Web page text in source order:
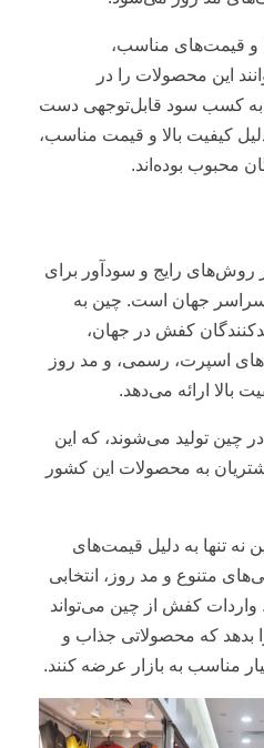
و قیمت‌های مناسب،
این محصولات را در
به کسب سود قابل‌توجهی دست
کیفیت بالا و قیمت مناسب،
محبوب بوده‌اند.
روش‌های رایج و سودآور برای
جهان است. چین به
کفش در جهان،
اسپرت، رسمی، و مد روز
بالا ارائه می‌دهد.
چین تولید می‌شوند، که این
به محصولات این کشور
نه تنها به دلیل قیمت‌های
متنوع و مد روز، انتخابی
کفش از چین می‌تواند
بدهد که محصولاتی جذاب و
مناسب به بازار عرضه کنند.